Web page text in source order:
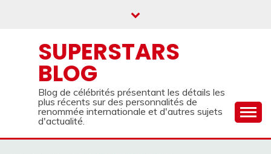
SUPERSTARS
BLOG
Blog de célébrités présentant les détails les
plus récents sur des personnalités de
renommée internationale et d'autres sujets
d'actualité.